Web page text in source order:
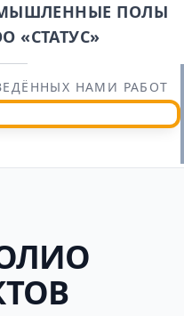
ПОЛЫ
«СТАТУС»
НАМИ РАБОТ